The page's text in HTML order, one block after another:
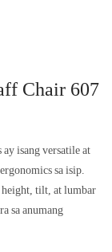
Chair 607
isang versatile at
sa isip.
tilt, at lumbar
sa anumang